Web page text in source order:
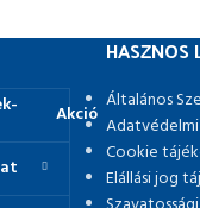
Akció
HASZNOS
Általános
Cookie
Elállási jog